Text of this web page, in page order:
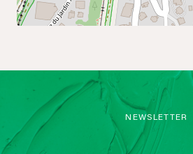
NEWSLETTER